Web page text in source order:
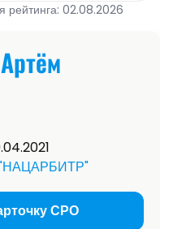
рейтинга: 02.08.2026
СРО